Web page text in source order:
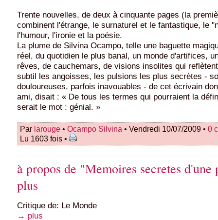
Trente nouvelles, de deux à cinquante pages (la
combinent l'étrange, le surnaturel et le fantastique, le
l'humour, l'ironie et la poésie.
La plume de Silvina Ocampo, telle une baguette
réel, du quotidien le plus banal, un monde d'artifices,
rêves, de cauchemars, de visions insolites qui
subtil les angoisses, les pulsions les plus secrètes -
douloureuses, parfois inavouables - de cet écrivain
ami, disait : « De tous les termes qui pourraient la
serait le mot : génial. »
Par larouge • Ocampo Silvina • Vendredi 10/07/2009 • 0
Lu 1603 fois •
à propos de "Memoires secretes d'une
plus
Critique de: Le Monde
→ plus